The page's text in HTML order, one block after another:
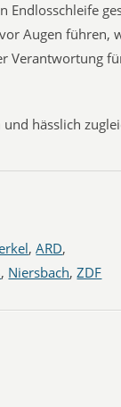
Endlosschleife
Augen führen,
Verantwortung
hässlich
,ARD,
, Niersbach,ZDF